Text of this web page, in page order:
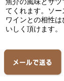
てくれます。ソ
ワインとの相性
いしく頂けます。